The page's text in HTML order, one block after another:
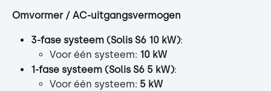
Omvormer / AC-uitgangsvermogen
3-fase systeem (Solis S6 10 kW):
Voor één systeem: 10 kW
1-fase systeem (Solis S6 5 kW):
Voor één systeem: 5 kW